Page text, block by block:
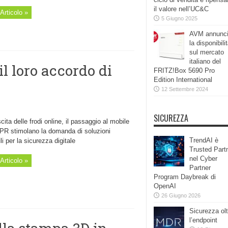
»
loro accordo di
delle frodi online, il passaggio al mobile
stimolano la domanda di soluzioni
per la sicurezza digitale
»
il valore nell’UC&C
5 Giugno 2025
AVM
la
sul mercato
italiano del
FRITZ!Box 5690 Pro
Edition International
12 Settembre 2024
SICUREZZA
TrendAI è
Trusted
nel Cyber
Partner
Program Daybreak di
OpenAI
26 Giugno 2026
Sicurezza
l’endpoint